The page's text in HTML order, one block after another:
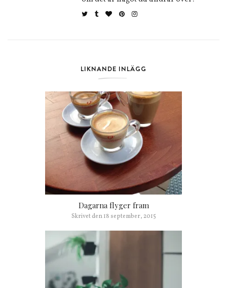
LIKNANDE INLÄGG
Dagarna flyger fram
Skrivet den18 september, 2015